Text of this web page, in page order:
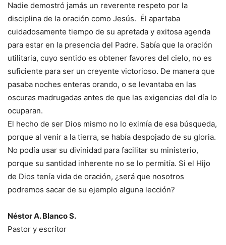
Nadie demostró jamás un reverente respeto por la
disciplina de la oración como Jesús. Él apartaba
cuidadosamente tiempo de su apretada y exitosa agenda
para estar en la presencia del Padre. Sabía que la oración
utilitaria, cuyo sentido es obtener favores del cielo, no es
suficiente para ser un creyente victorioso. De manera que
pasaba noches enteras orando, o se levantaba en las
oscuras madrugadas antes de que las exigencias del día lo
ocuparan.
El hecho de ser Dios mismo no lo eximía de esa búsqueda,
porque al venir a la tierra, se había despojado de su gloria.
No podía usar su divinidad para facilitar su ministerio,
porque su santidad inherente no se lo permitía. Si el Hijo
de Dios tenía vida de oración, ¿será que nosotros
podremos sacar de su ejemplo alguna lección?
Néstor A. Blanco S.
Pastor y escritor